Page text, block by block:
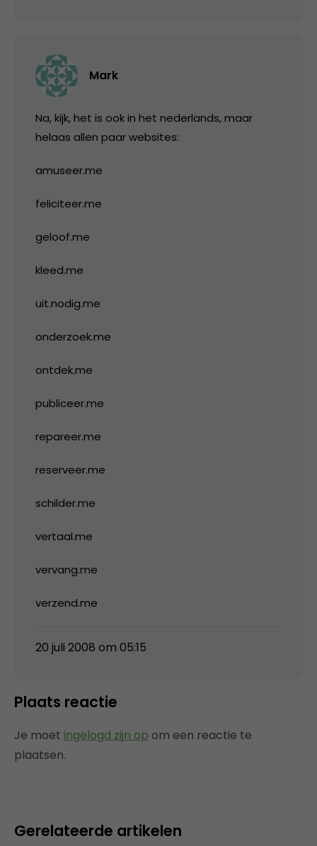
Mark
Na, kijk, het is ook in het nederlands, maar
helaas allen paar websites:
amuseer.me
feliciteer.me
geloof.me
kleed.me
uit.nodig.me
onderzoek.me
ontdek.me
publiceer.me
repareer.me
reserveer.me
schilder.me
vertaal.me
vervang.me
verzend.me
20 juli 2008 om 05:15
Plaats reactie
Je moet ingelogd zijn op om een reactie te
plaatsen.
Gerelateerde artikelen